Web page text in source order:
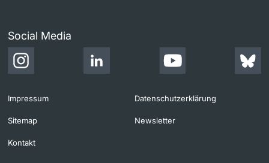
Social Media
Impressum Datenschutzerklärung
Sitemap Newsletter
Kontakt